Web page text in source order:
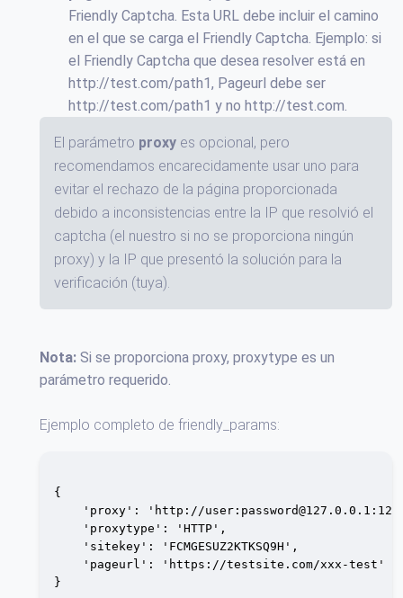
Friendly Captcha. Esta URL debe incluir el camino
en el que se carga el Friendly Captcha. Ejemplo: si
el Friendly Captcha que desea resolver está en
http://test.com/path1, Pageurl debe ser
http://test.com/path1 y no http://test.com.
El parámetro proxy es opcional, pero
recomendamos encarecidamente usar uno para
evitar el rechazo de la página proporcionada
debido a inconsistencias entre la IP que resolvió el
captcha (el nuestro si no se proporciona ningún
proxy) y la IP que presentó la solución para la
verificación (tuya).
Nota: Si se proporciona proxy, proxytype es un
parámetro requerido.
Ejemplo completo de friendly_params:
{
    'proxy': 'http://user:
password@127.0.0.1
    'proxytype': 'HTTP',
    'sitekey': 'FCMGESUZ2KTKSQ9H',
    'pageurl': 'https://testsite.com/xxx-test'
}